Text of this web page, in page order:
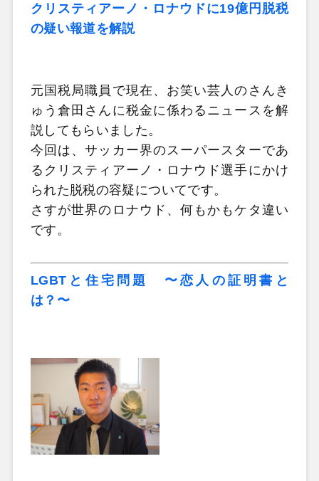
クリスティアーノ・ロナウドに19億円脱税
の疑い報道を解説
元国税局職員で現在、お笑い芸人のさんき
ゅう倉田さんに税金に係わるニュースを解
説してもらいました。
今回は、サッカー界のスーパースターであ
るクリスティアーノ・ロナウド選手にかけ
られた脱税の容疑についてです。
さすが世界のロナウド、何もかもケタ違い
です。
LGBTと住宅問題 〜恋人の証明書と
は？〜